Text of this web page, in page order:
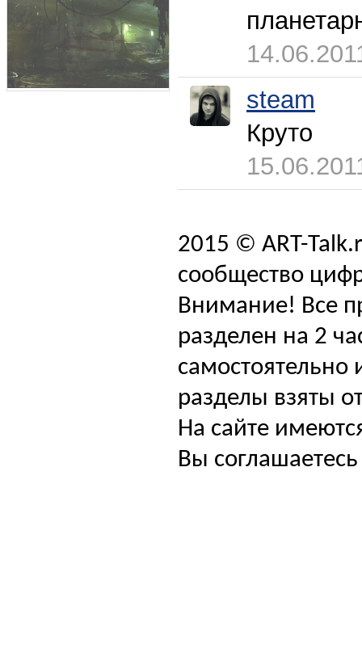
steam
Круто
2015 © ART-
сообщество
Внимание! Все
разделен на 2
самостоятельно
разделы взяты
На сайте
Вы